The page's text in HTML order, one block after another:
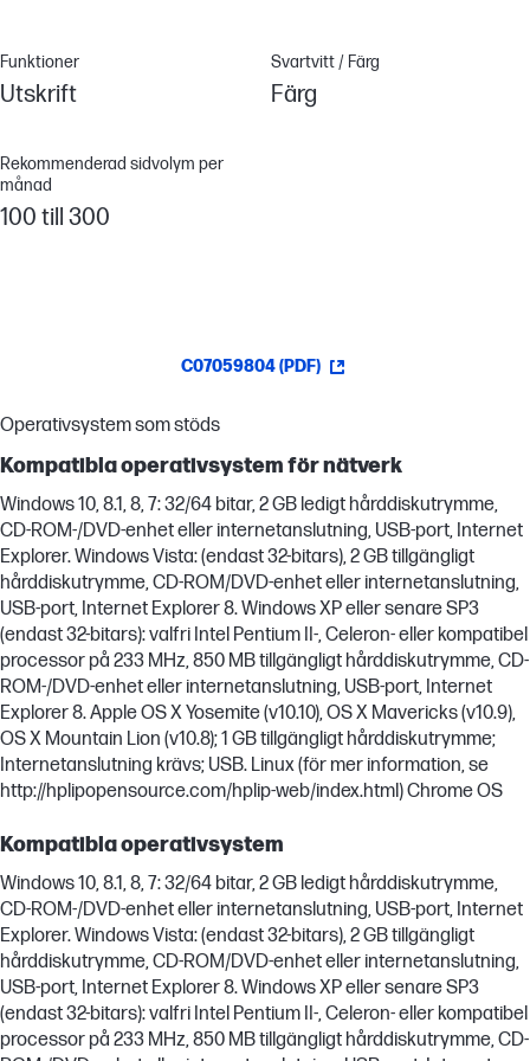
Funktioner
Utskrift
Svartvitt / Färg
Färg
Rekommenderad sidvolym per
månad
100 till 300
C07059804 (PDF)
Operativsystem som stöds
Kompatibla operativsystem för nätverk
Windows 10, 8.1, 8, 7: 32/64 bitar, 2 GB ledigt hårddiskutrymme,
CD-ROM-/DVD-enhet eller internetanslutning, USB-port, Internet
Explorer. Windows Vista: (endast 32-bitars), 2 GB tillgängligt
hårddiskutrymme, CD-ROM/DVD-enhet eller internetanslutning,
USB-port, Internet Explorer 8. Windows XP eller senare SP3
(endast 32-bitars): valfri Intel Pentium II-, Celeron- eller kompatibel
processor på 233 MHz, 850 MB tillgängligt hårddiskutrymme, CD-
ROM-/DVD-enhet eller internetanslutning, USB-port, Internet
Explorer 8. Apple OS X Yosemite (v10.10), OS X Mavericks (v10.9),
OS X Mountain Lion (v10.8); 1 GB tillgängligt hårddiskutrymme;
Internetanslutning krävs; USB. Linux (för mer information, se
http://hplipopensource.com/hplip-web/index.html) Chrome OS
Kompatibla operativsystem
Windows 10, 8.1, 8, 7: 32/64 bitar, 2 GB ledigt hårddiskutrymme,
CD-ROM-/DVD-enhet eller internetanslutning, USB-port, Internet
Explorer. Windows Vista: (endast 32-bitars), 2 GB tillgängligt
hårddiskutrymme, CD-ROM/DVD-enhet eller internetanslutning,
USB-port, Internet Explorer 8. Windows XP eller senare SP3
(endast 32-bitars): valfri Intel Pentium II-, Celeron- eller kompatibel
processor på 233 MHz, 850 MB tillgängligt hårddiskutrymme, CD-